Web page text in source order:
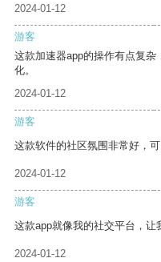
2024-01-12
游客
这款加速器app的操作有点复
化。
2024-01-12
游客
这款软件的社区氛围非常好，
2024-01-12
游客
这款app就像我的社交平台，让
2024-01-12